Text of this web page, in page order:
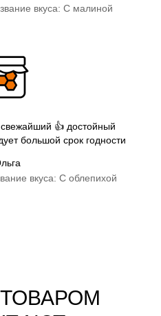
вкуса: С малиной
👍 достойный
большой срок годности
вкуса: С облепихой